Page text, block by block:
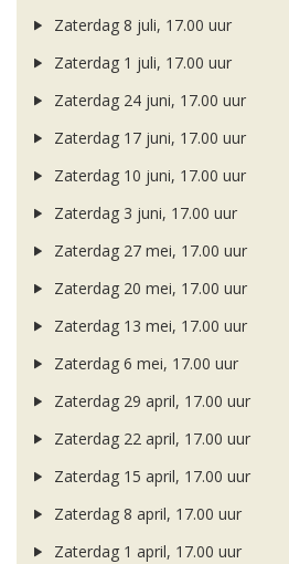
Zaterdag 8 juli, 17.00 uur
Zaterdag 1 juli, 17.00 uur
Zaterdag 24 juni, 17.00 uur
Zaterdag 17 juni, 17.00 uur
Zaterdag 10 juni, 17.00 uur
Zaterdag 3 juni, 17.00 uur
Zaterdag 27 mei, 17.00 uur
Zaterdag 20 mei, 17.00 uur
Zaterdag 13 mei, 17.00 uur
Zaterdag 6 mei, 17.00 uur
Zaterdag 29 april, 17.00 uur
Zaterdag 22 april, 17.00 uur
Zaterdag 15 april, 17.00 uur
Zaterdag 8 april, 17.00 uur
Zaterdag 1 april, 17.00 uur